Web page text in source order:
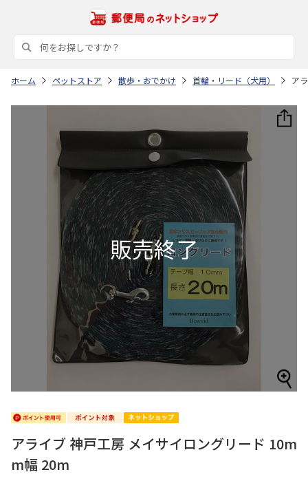
ホーム ペットストア 散歩・おでかけ 首輪・リード（犬用） ア
アライブ 神戸工房 メイサイロングリード 10m
m幅 20m